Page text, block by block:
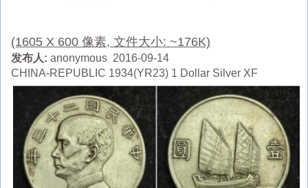
(1605 X 600 像素, 文件大小: ~176K)
发布人: anonymous 2016-09-14
CHINA-REPUBLIC 1934(YR23) 1 Dollar Silver XF